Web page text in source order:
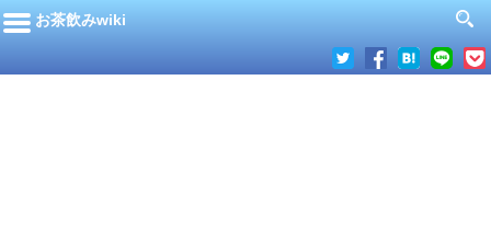
お茶飲みwiki